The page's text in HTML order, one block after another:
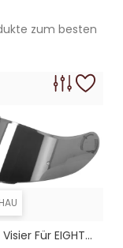
zum besten
Für EIGHT...